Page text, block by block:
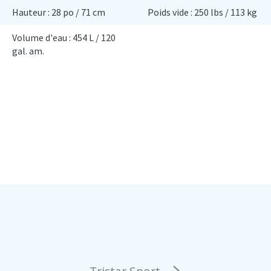
Hauteur : 28 po / 71 cm Poids vide : 250 lbs / 113 kg
Volume d'eau : 454 L / 120
gal. am.